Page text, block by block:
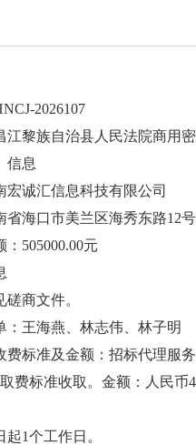
2026107
江黎族自治县人民法院商用
信息
宏诚汇信息科技有限公司
省海口市美兰区海秀东路12
505000.00元
商文件。
：王海燕、林志伟、林子明
费标准及金额：招标代理服
取费标准收取。金额：人民
起1个工作日。